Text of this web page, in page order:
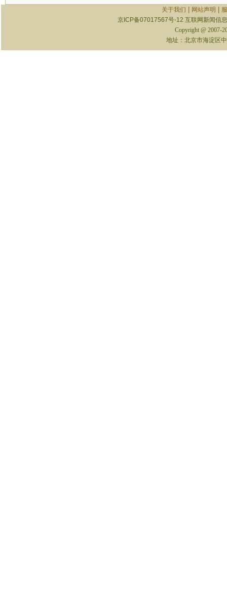
关于我们 网站声明
京ICP备07017567号-12 互联网新闻信
Copyright @ 2007-
地址：北京市海淀区